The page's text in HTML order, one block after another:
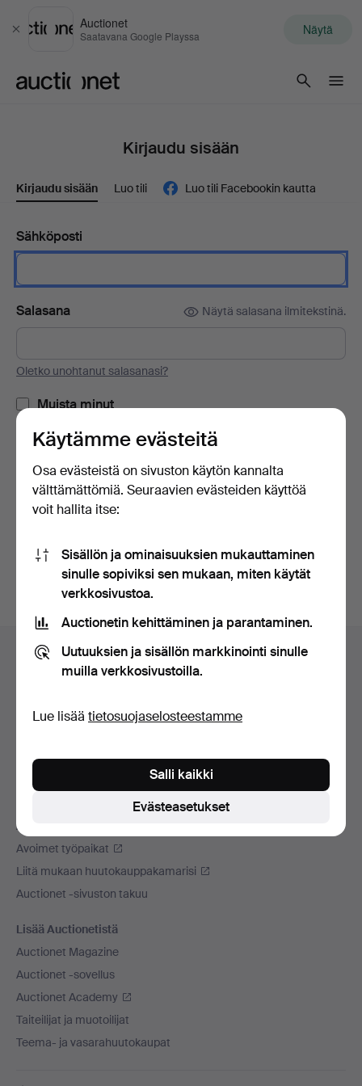
Sulje
Auctionet
Saatavana Google Playssa Näytä
Kirjaudu sisään
Kirjaudu sisään Luo tili Luo tili Facebookin kautta
Sähköposti
Salasana Näytä salasana ilmitekstinä.
Oletko unohtanut salasanasi?
Muista minut
tai kirjaudu Facebookiin täällä
Apua ja yhteystiedot
Ota yhteyttä tekniseen tukeen
Maksuvaihtoehdot
Sosiaaliset mediat
Auctionet -sivustosta
Avoimet työpaikat
Liitä mukaan huutokauppakamarisi
Auctionet -sivuston takuu
Lisää Auctionetistä
Auctionet Magazine
Auctionet -sovellus
Auctionet Academy
Taiteilijat ja muotoilijat
Teema- ja vasarahuutokaupat
Käytämme evästeitä
Osa evästeistä on sivuston käytön kannalta
välttämättömiä. Seuraavien evästeiden käyttöä
voit hallita itse:
Sisällön ja ominaisuuksien mukauttaminen
sinulle sopiviksi sen mukaan, miten käytät
verkkosivustoa.
Auctionetin kehittäminen ja parantaminen.
Uutuuksien ja sisällön markkinointi sinulle
muilla verkkosivustoilla.
Lue lisää tietosuojaselosteestamme
Evästeasetukset
Salli kaikki